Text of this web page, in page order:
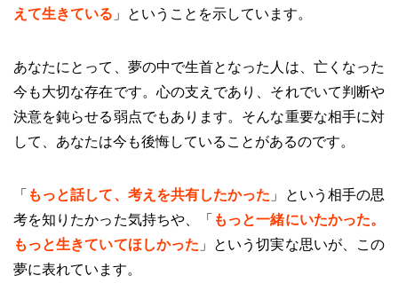
えて生きている 」ということを示しています。
あなたにとって、夢の中で生首となった人は、亡くなった
今も大切な存在です。心の支えであり、それでいて判断や
決意を鈍らせる弱点でもあります。そんな重要な相手に対
して、あなたは今も後悔していることがあるのです。
「 もっと話して、考えを共有したかった 」という相手の思
考を知りたかった気持ちや、「 もっと一緒にいたかった。
もっと生きていてほしかった 」という切実な思いが、この
夢に表れています。